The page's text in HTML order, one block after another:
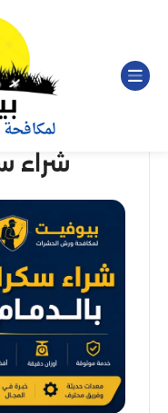
شراء